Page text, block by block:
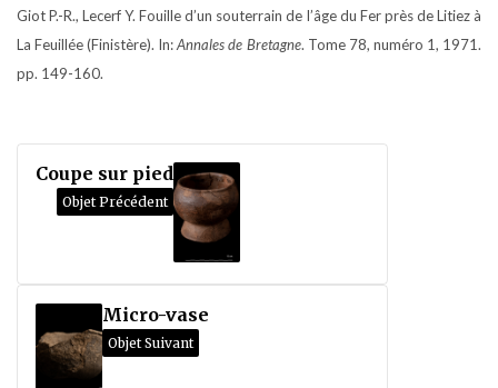
Giot P.-R., Lecerf Y. Fouille d’un souterrain de l’âge du Fer près de Litiez à
La Feuillée (Finistère). In:Annales de Bretagne. Tome 78, numéro 1, 1971.
pp. 149-160.
Coupe sur pied
Objet Précédent
Micro-vase
Objet Suivant